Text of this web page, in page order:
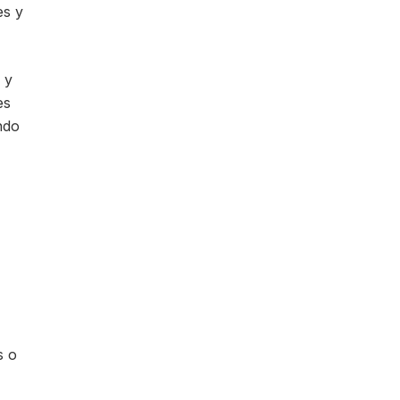
y
y
o